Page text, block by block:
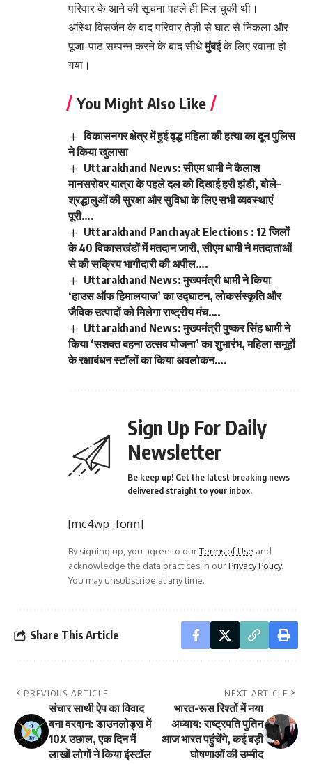
परिवार के आने की सूचना पहले ही मिल चुकी थी।
अस्थि विसर्जन के बाद परिवार तेज़ी से घाट से निकला और
पूजा-पाठ सम्पन्न करने के बाद सीधेमुंबईके लिए रवाना हो
गया।
You Might Also Like
विकासनगर क्षेत्र में हुई वृद्ध महिला की हत्या का दून पुलिस
ने किया खुलासा
Uttarakhand News: सीएम धामी ने कैलाश
मानसरोवर यात्रा के पहले दल को दिखाई हरी झंडी, बोले–
श्रद्धालुओं की सुरक्षा और सुविधा के लिए सभी व्यवस्थाएं
पूरी….
Uttarakhand Panchayat Elections : 12 जिलों
के 40 विकासखंडों में मतदान जारी, सीएम धामी ने मतदाताओं
से की सक्रिय भागीदारी की अपील….
Uttarakhand News: मुख्यमंत्री धामी ने किया
‘हाउस ऑफ हिमालयाज’ का उद्घाटन, लोकसंस्कृति और
जैविक उत्पादों को मिलेगा राष्ट्रीय मंच….
Uttarakhand News: मुख्यमंत्री पुष्कर सिंह धामी ने
किया ‘सशक्त बहना उत्सव योजना’ का शुभारंभ, महिला समूहों
के रक्षाबंधन स्टॉलों का किया अवलोकन….
Sign Up For Daily
Newsletter
Be keep up! Get the latest breaking news
delivered straight to your inbox.
[mc4wp_form]
By signing up, you agree to ourTerms of Use and
acknowledge the data practices in ourPrivacy Policy.
You may unsubscribe at any time.
Share This Article
PREVIOUS ARTICLE
संचार साथी ऐप का विवाद
बना वरदान: डाउनलोड्स में
10X उछाल, एक दिन में
लाखों लोगों ने किया इंस्टॉल
NEXT ARTICLE
भारत-रूस रिश्तों में नया
अध्याय: राष्ट्रपति पुतिन
आज भारत पहुंचेंगे, कई बड़ी
घोषणाओं की उम्मीद